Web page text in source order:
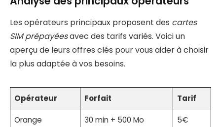
Les opérateurs principaux proposent des cartes
SIM prépayéesavec des tarifs variés. Voici un
aperçu de leurs offres clés pour vous aider à choisir
la plus adaptée à vos besoins.
Opérateur Forfait Tarif
Orange 30 min + 500 Mo 5€